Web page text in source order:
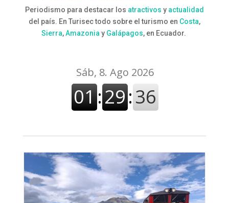
Periodismo para destacar los atractivos y actualidad
del país. En Turisec todo sobre el turismo en Costa,
Sierra,Amazonia y Galápagos, en Ecuador.